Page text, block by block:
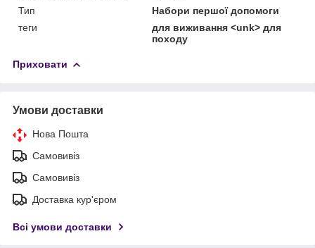
Тип
Набори першої допомоги
теги
для виживання <unk> для
походу
Приховати
Умови доставки
Нова Пошта
Самовивіз
Самовивіз
Доставка кур'єром
Всі умови доставки